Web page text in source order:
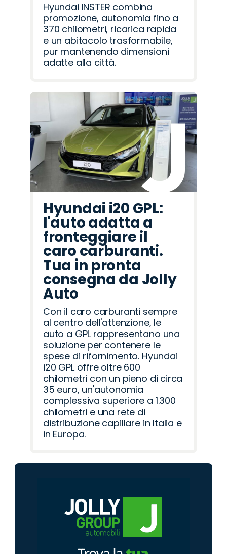
Hyundai INSTER combina
promozione, autonomia fino a
370 chilometri, ricarica rapida
e un abitacolo trasformabile,
pur mantenendo dimensioni
adatte alla città.
Hyundai i20 GPL:
l'auto adatta a
fronteggiare il
caro carburanti.
Tua in pronta
consegna da Jolly
Auto
Con il caro carburanti sempre
al centro dell'attenzione, le
auto a GPL rappresentano una
soluzione per contenere le
spese di rifornimento. Hyundai
i20 GPL offre oltre 600
chilometri con un pieno di circa
35 euro, un'autonomia
complessiva superiore a 1.300
chilometri e una rete di
distribuzione capillare in Italia e
in Europa.